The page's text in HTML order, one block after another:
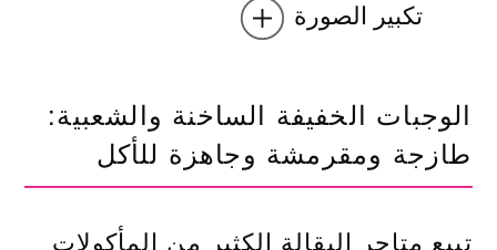
تكبير الصورة
الوجبات الخفيفة الساخنة والشعبية:
طازجة ومقرمشة وجاهزة للأكل
تبيع متاجر البقالة الكثير من المأكولات